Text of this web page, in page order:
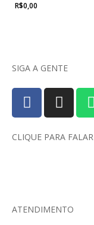
R$0,00
SIGA A GENTE
CLIQUE PARA FALAR
ATENDIMENTO